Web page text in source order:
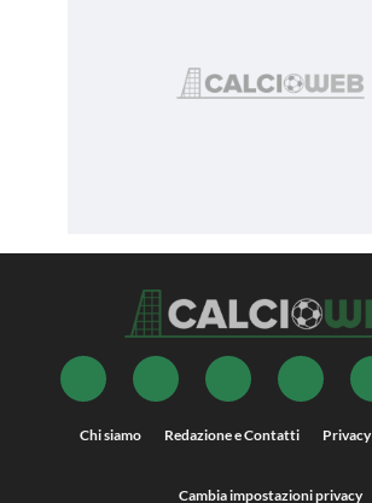
Chi siamo Redazione e Contatti Privacy
Cambia impostazioni privacy